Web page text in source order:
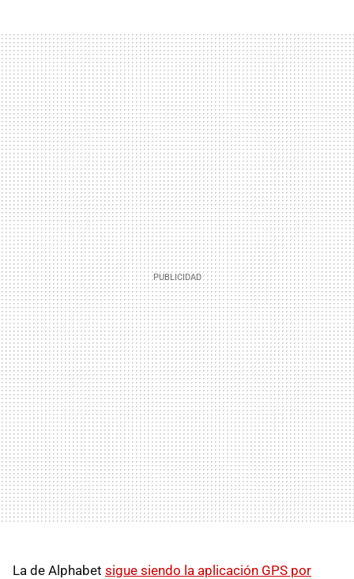
La de Alphabet sigue siendo la aplicación GPS por